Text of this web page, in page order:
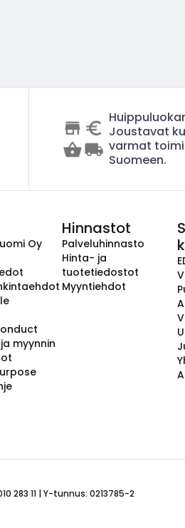
Joustavat
varmat
Suomeen.
Oy
myynnin
Hinnastot
Palveluhinnasto
Hinta- ja
tuotetiedostot
Myyntiehdot
283 11 | Y-tunnus: 0213785-2